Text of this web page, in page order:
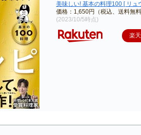
美味しい! 基本の料理100 [ リュ
価格：1,650円（税込、送料無
(2023/10/5時点)
楽